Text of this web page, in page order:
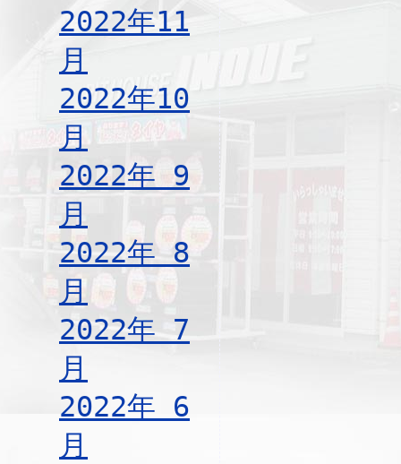
2022年11
月
2022年10
月
2022年 9
月
2022年 8
月
2022年 7
月
2022年 6
月